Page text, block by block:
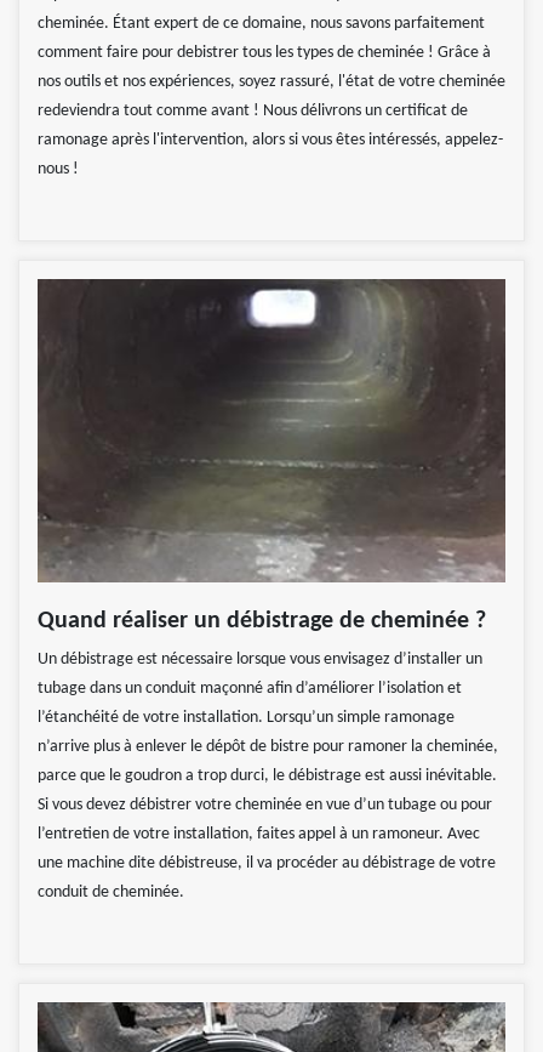
cheminée. Étant expert de ce domaine, nous savons parfaitement
comment faire pour debistrer tous les types de cheminée ! Grâce à
nos outils et nos expériences, soyez rassuré, l'état de votre cheminée
redeviendra tout comme avant ! Nous délivrons un certificat de
ramonage après l'intervention, alors si vous êtes intéressés, appelez-
nous !
Quand réaliser un débistrage de cheminée ?
Un débistrage est nécessaire lorsque vous envisagez d’installer un
tubage dans un conduit maçonné afin d’améliorer l’isolation et
l’étanchéité de votre installation. Lorsqu’un simple ramonage
n’arrive plus à enlever le dépôt de bistre pour ramoner la cheminée,
parce que le goudron a trop durci, le débistrage est aussi inévitable.
Si vous devez débistrer votre cheminée en vue d’un tubage ou pour
l’entretien de votre installation, faites appel à un ramoneur. Avec
une machine dite débistreuse, il va procéder au débistrage de votre
conduit de cheminée.